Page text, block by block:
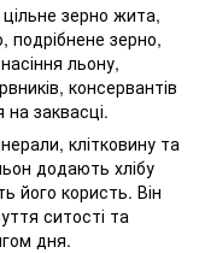
цільне зерно жита,
зерно,
льону,
консервантів
заквасці.
клітковину та
додають хлібу
його користь. Він
ситості та
дня.